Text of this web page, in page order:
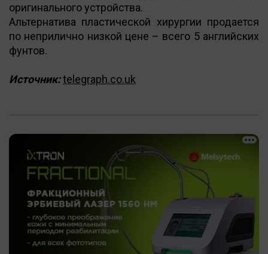
оригинального устройства.
Альтернатива пластической хирургии продается
по неприлично низкой цене – всего 5 английских
фунтов.
Источник:telegraph.co.uk